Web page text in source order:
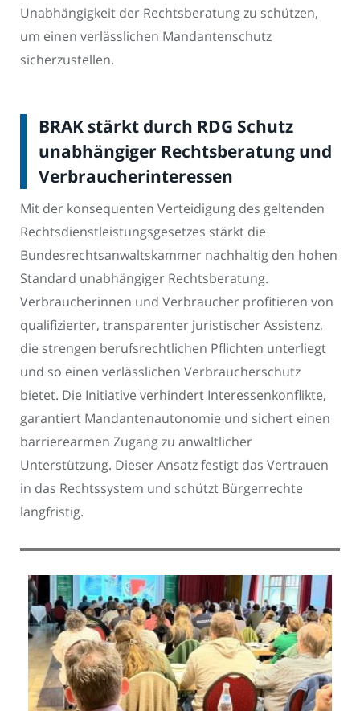
Unabhängigkeit der Rechtsberatung zu schützen,
um einen verlässlichen Mandantenschutz
sicherzustellen.
BRAK stärkt durch RDG Schutz
unabhängiger Rechtsberatung und
Verbraucherinteressen
Mit der konsequenten Verteidigung des geltenden
Rechtsdienstleistungsgesetzes stärkt die
Bundesrechtsanwaltskammer nachhaltig den hohen
Standard unabhängiger Rechtsberatung.
Verbraucherinnen und Verbraucher profitieren von
qualifizierter, transparenter juristischer Assistenz,
die strengen berufsrechtlichen Pflichten unterliegt
und so einen verlässlichen Verbraucherschutz
bietet. Die Initiative verhindert Interessenkonflikte,
garantiert Mandantenautonomie und sichert einen
barrierearmen Zugang zu anwaltlicher
Unterstützung. Dieser Ansatz festigt das Vertrauen
in das Rechtssystem und schützt Bürgerrechte
langfristig.